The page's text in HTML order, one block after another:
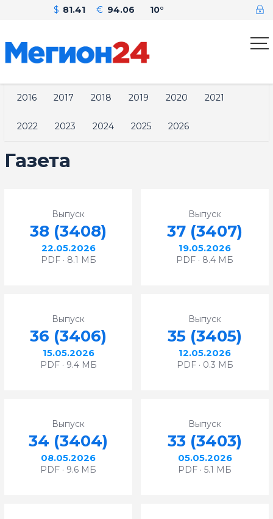
$ 81.41 € 94.06 10°
2016 2017 2018 2019 2020 2021
2022 2023 2024 2025 2026
Газета
Выпуск
38 (3408)
22.05.2026
PDF · 8.1 МБ
Выпуск
37 (3407)
19.05.2026
PDF · 8.4 МБ
Выпуск
36 (3406)
15.05.2026
PDF · 9.4 МБ
Выпуск
35 (3405)
12.05.2026
PDF · 0.3 МБ
Выпуск
34 (3404)
08.05.2026
PDF · 9.6 МБ
Выпуск
33 (3403)
05.05.2026
PDF · 5.1 МБ